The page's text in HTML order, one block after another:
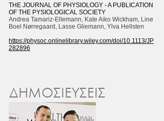
THE JOURNAL OF PHYSIOLOGY - A PUBLICATION
OF THE PYSIOLOGICAL SOCIETY
Andrea Tamariz-Ellemann, Kate Aiko Wickham, Line
Boel Nørregaard , Lasse Gliemann, Ylva Hellsten
https://physoc.onlinelibrary.wiley.com/doi/10.1113/JP
282896
ΔΗΜΟΣΙΕΥΣΕΙΣ